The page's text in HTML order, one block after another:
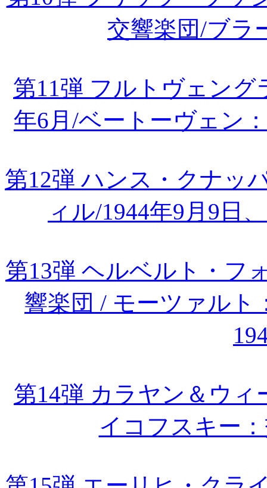
交響楽団/ブラ
第11弾 フルトヴェング
年6月/ベートーヴェン
第12弾 ハンス・クナッ
ィル/1944年9月9日
第13弾 ヘルベルト・フ
響楽団 / モーツァルト
第14弾 カラヤン＆ウィ
イコフスキー